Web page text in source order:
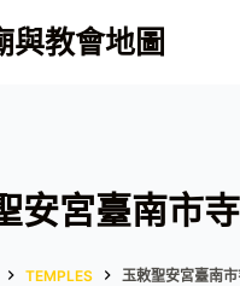
與教會地圖
安宮臺南市
TEMPLES 玉敕聖安宮臺南